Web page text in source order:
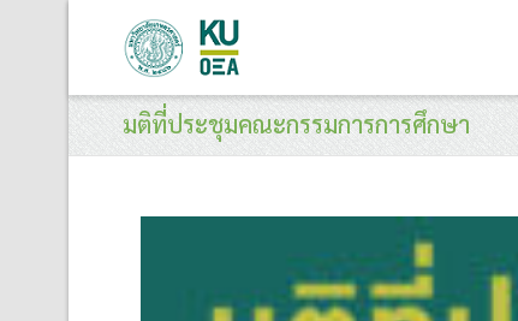
มติที่ประชุมคณะกรรมการการศึกษา